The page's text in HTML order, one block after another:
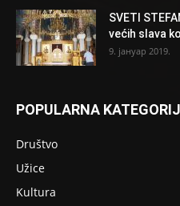
SVETI
većih slava
9. јануар 2019.
POPULARNA
Društvo
Užice
Kultura